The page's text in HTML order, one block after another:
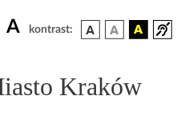
A kontrast:
Kraków